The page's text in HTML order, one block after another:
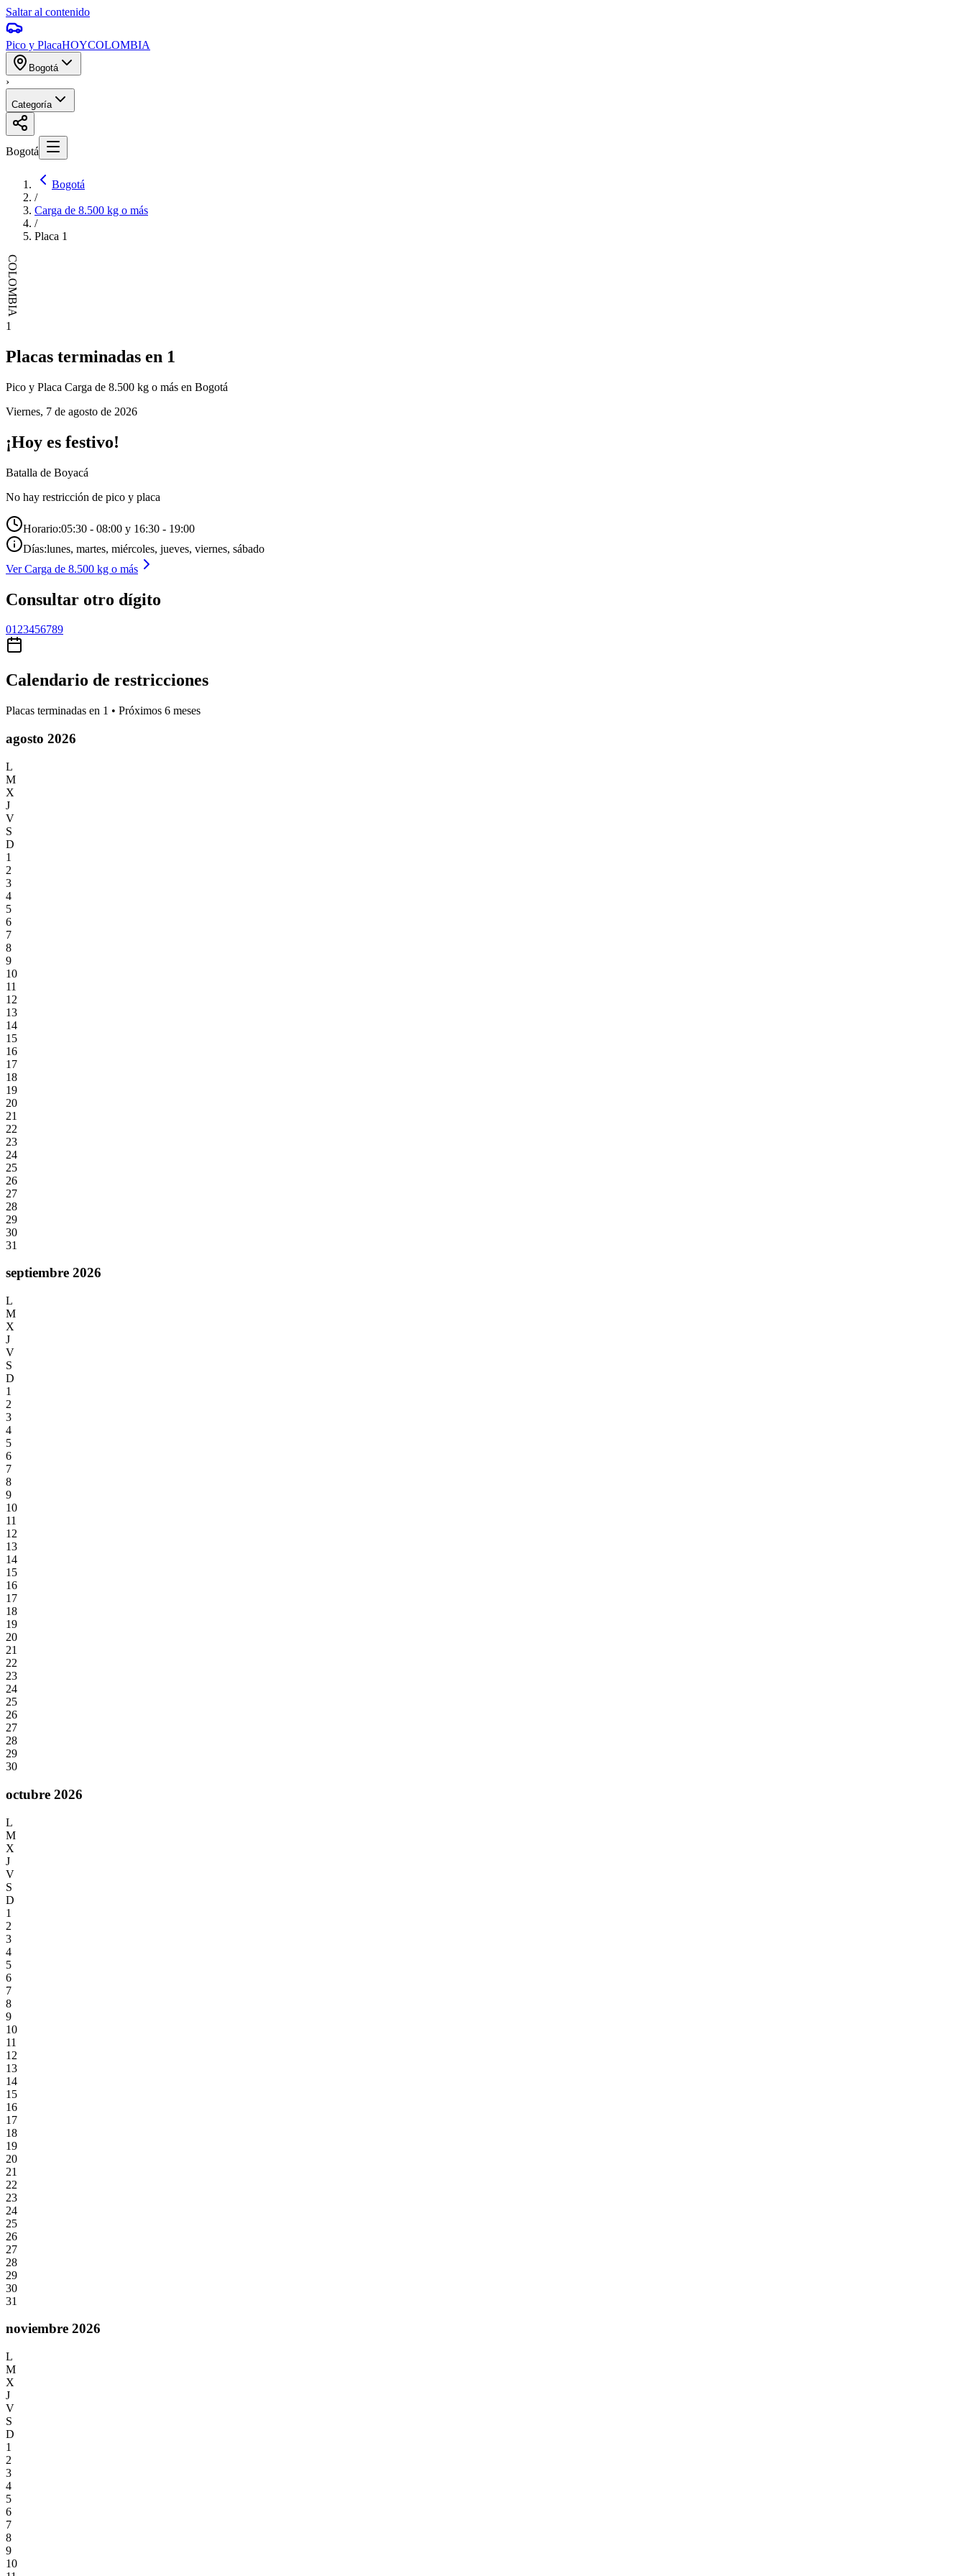
Saltar al contenido
Pico y PlacaHOYCOLOMBIA
Bogotá
›
Categoría
Bogotá
Bogotá
/
Carga de 8.500 kg o más
/
Placa 1
COLOMBIA
1
Placas terminadas en 1
Pico y Placa Carga de 8.500 kg o más en Bogotá
Viernes, 7 de agosto de 2026
¡Hoy es festivo!
Batalla de Boyacá
No hay restricción de pico y placa
Horario:05:30 - 08:00 y 16:30 - 19:00
Días:lunes, martes, miércoles, jueves, viernes, sábado
VerCarga de 8.500 kg o más
Consultar otro dígito
0123456789
Calendario de restricciones
Placas terminadas en 1 • Próximos 6 meses
agosto 2026
L
M
X
J
V
S
D
1
2
3
4
5
6
7
8
9
10
11
12
13
14
15
16
17
18
19
20
21
22
23
24
25
26
27
28
29
30
31
septiembre 2026
L
M
X
J
V
S
D
1
2
3
4
5
6
7
8
9
10
11
12
13
14
15
16
17
18
19
20
21
22
23
24
25
26
27
28
29
30
octubre 2026
L
M
X
J
V
S
D
1
2
3
4
5
6
7
8
9
10
11
12
13
14
15
16
17
18
19
20
21
22
23
24
25
26
27
28
29
30
31
noviembre 2026
L
M
X
J
V
S
D
1
2
3
4
5
6
7
8
9
10